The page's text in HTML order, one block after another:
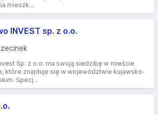
mieszk...
INVEST sp. z o.o.
Sp. z o.o. ma swoją siedzibę w mieście
które znajduje się w województwie kujawsko-
Specj...